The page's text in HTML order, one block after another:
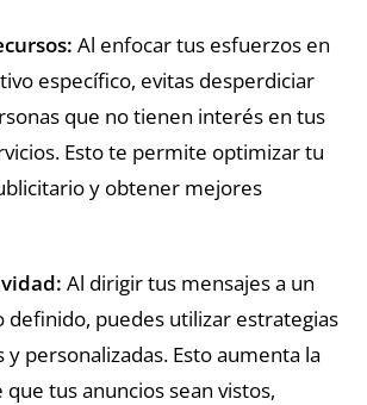
Al enfocar tus esfuerzos en
específico, evitas desperdiciar
que no tienen interés en tus
Esto te permite optimizar tu
y obtener mejores
Al dirigir tus mensajes a un
definido, puedes utilizar estrategias
y personalizadas. Esto aumenta la
tus anuncios sean vistos,